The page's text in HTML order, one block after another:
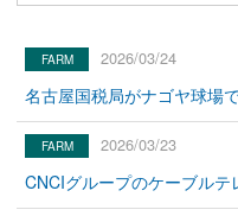
2026/03/24
名古屋国税局がナゴヤ球場
2026/03/23
CNCIグループのケーブルテ